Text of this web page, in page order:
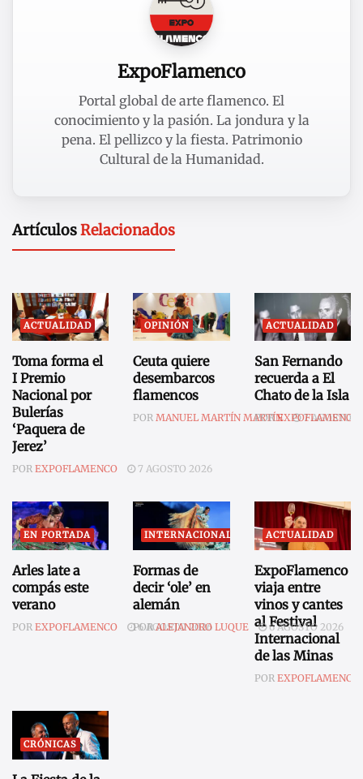
ExpoFlamenco
Portal global de arte flamenco. El
conocimiento y la pasión. La jondura y la
pena. El pellizco y la fiesta. Patrimonio
Cultural de la Humanidad.
ArtículosRelacionados
ACTUALIDAD
Toma forma el
I Premio
Nacional por
Bulerías
‘Paquera de
Jerez’
POR EXPOFLAMENCO 7 AGOSTO 2026
OPINIÓN
Ceuta quiere
desembarcos
flamencos
POR MANUEL MARTÍN MARTÍN 7 AGOSTO
ACTUALIDAD
San Fernando
recuerda a El
Chato de la Isla
POR EXPOFLAMENCO
EN PORTADA
Arles late a
compás este
verano
POR EXPOFLAMENCO 6 AGOSTO 2026
INTERNACIONAL
Formas de
decir ‘ole’ en
alemán
POR ALEJANDRO LUQUE 6 AGOSTO 2026
ACTUALIDAD
ExpoFlamenco
viaja entre
vinos y cantes
al Festival
Internacional
de las Minas
POR EXPOFLAMENCO
CRÓNICAS